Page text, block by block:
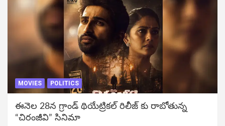
MOVIES POLITICS
ఈనెల 28న గ్రాండ్ థియేట్రికల్ రిలీజ్ కు రాబోతున్న
“చిరంజీవి” సినిమా